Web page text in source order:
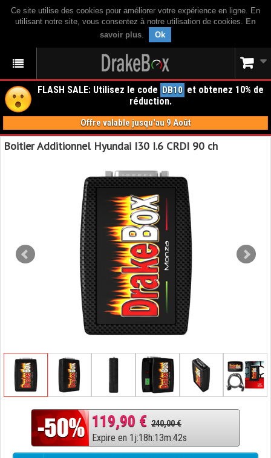
Ce site utilise des cookies pour améliorer votre expérience en ligne. En
utilisant notre site, vous consentez à notre utilisation de cookies. En
savoir plus. Ok
FLASH SALE: Utilisez le code DB10 et obtenez 10% de
réduction.
Offre valable jusqu'au 9 Août
Boitier Additionnel Hyundai I30 I.6 CRDI 90 ch
119,90 € 240,00 €
Expire en 1j:18h:13m:41s